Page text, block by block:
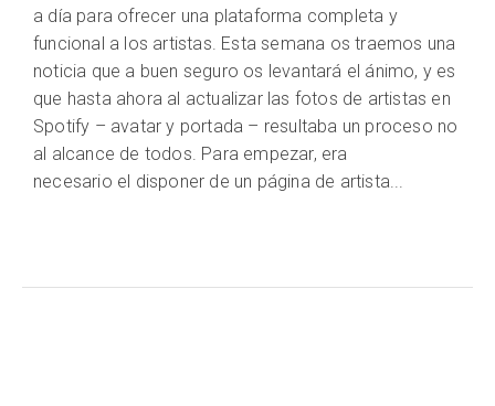
a día para ofrecer una plataforma completa y
funcional a los artistas. Esta semana os traemos una
noticia que a buen seguro os levantará el ánimo, y es
que hasta ahora al actualizar las fotos de artistas en
Spotify – avatar y portada – resultaba un proceso no
al alcance de todos. Para empezar, era
necesario el disponer de un página de artista...